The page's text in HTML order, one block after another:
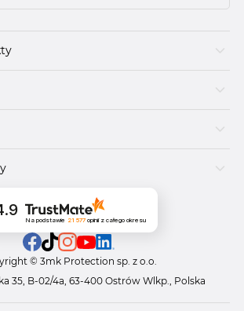
Na podstawie 21 577opinii z całego okresu
© 3mk Protection sp. z o.o.
35, B-02/4a, 63-400 Ostrów Wlkp., Polska